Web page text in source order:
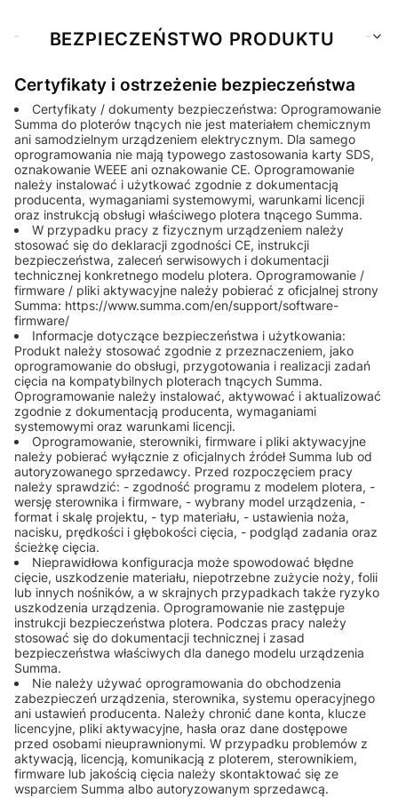
BEZPIECZEŃSTWO PRODUKTU
Certyfikaty i ostrzeżenie bezpieczeństwa
Certyfikaty / dokumenty bezpieczeństwa: Oprogramowanie
Summa do ploterów tnących nie jest materiałem chemicznym
ani samodzielnym urządzeniem elektrycznym. Dla samego
oprogramowania nie mają typowego zastosowania karty SDS,
oznakowanie WEEE ani oznakowanie CE. Oprogramowanie
należy instalować i użytkować zgodnie z dokumentacją
producenta, wymaganiami systemowymi, warunkami licencji
oraz instrukcją obsługi właściwego plotera tnącego Summa.
W przypadku pracy z fizycznym urządzeniem należy
stosować się do deklaracji zgodności CE, instrukcji
bezpieczeństwa, zaleceń serwisowych i dokumentacji
technicznej konkretnego modelu plotera. Oprogramowanie /
firmware / pliki aktywacyjne należy pobierać z oficjalnej strony
Summa: https://www.summa.com/en/support/software-
firmware/
Informacje dotyczące bezpieczeństwa i użytkowania:
Produkt należy stosować zgodnie z przeznaczeniem, jako
oprogramowanie do obsługi, przygotowania i realizacji zadań
cięcia na kompatybilnych ploterach tnących Summa.
Oprogramowanie należy instalować, aktywować i aktualizować
zgodnie z dokumentacją producenta, wymaganiami
systemowymi oraz warunkami licencji.
Oprogramowanie, sterowniki, firmware i pliki aktywacyjne
należy pobierać wyłącznie z oficjalnych źródeł Summa lub od
autoryzowanego sprzedawcy. Przed rozpoczęciem pracy
należy sprawdzić: - zgodność programu z modelem plotera, -
wersję sterownika i firmware, - wybrany model urządzenia, -
format i skalę projektu, - typ materiału, - ustawienia noża,
nacisku, prędkości i głębokości cięcia, - podgląd zadania oraz
ścieżkę cięcia.
Nieprawidłowa konfiguracja może spowodować błędne
cięcie, uszkodzenie materiału, niepotrzebne zużycie noży, folii
lub innych nośników, a w skrajnych przypadkach także ryzyko
uszkodzenia urządzenia. Oprogramowanie nie zastępuje
instrukcji bezpieczeństwa plotera. Podczas pracy należy
stosować się do dokumentacji technicznej i zasad
bezpieczeństwa właściwych dla danego modelu urządzenia
Summa.
Nie należy używać oprogramowania do obchodzenia
zabezpieczeń urządzenia, sterownika, systemu operacyjnego
ani ustawień producenta. Należy chronić dane konta, klucze
licencyjne, pliki aktywacyjne, hasła oraz dane dostępowe
przed osobami nieuprawnionymi. W przypadku problemów z
aktywacją, licencją, komunikacją z ploterem, sterownikiem,
firmware lub jakością cięcia należy skontaktować się ze
wsparciem Summa albo autoryzowanym sprzedawcą.